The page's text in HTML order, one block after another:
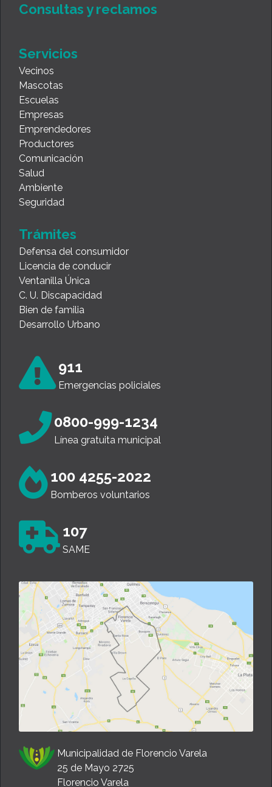
Consultas y reclamos
Servicios
Vecinos
Mascotas
Escuelas
Empresas
Emprendedores
Productores
Comunicación
Salud
Ambiente
Seguridad
Trámites
Defensa del consumidor
Licencia de conducir
Ventanilla Única
C. U. Discapacidad
Bien de familia
Desarrollo Urbano
911
Emergencias policiales
0800-999-1234
Línea gratuita municipal
100 4255-2022
Bomberos voluntarios
107
SAME
Municipalidad de Florencio Varela
25 de Mayo 2725
Florencio Varela